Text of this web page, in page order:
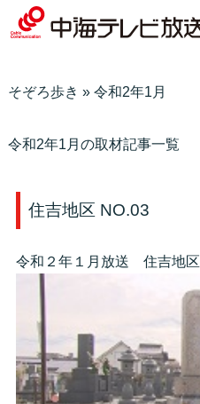
そぞろ歩き » 令和2年1月
令和2年1月の取材記事一覧
住吉地区 NO.03
令和２年１月放送 住吉地区